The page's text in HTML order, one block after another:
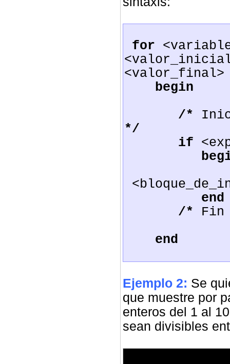
for
<valor_final>
begin
/*
*/
if
end
/* Fin
end
Ejemplo 2: Se
que muestre por
enteros del 1 al
sean divisibles